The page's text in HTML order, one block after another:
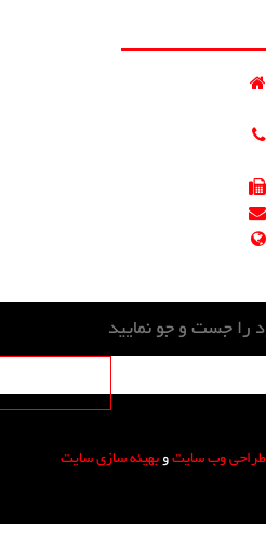
طراحی وب سایتوبهینه سازی سایت